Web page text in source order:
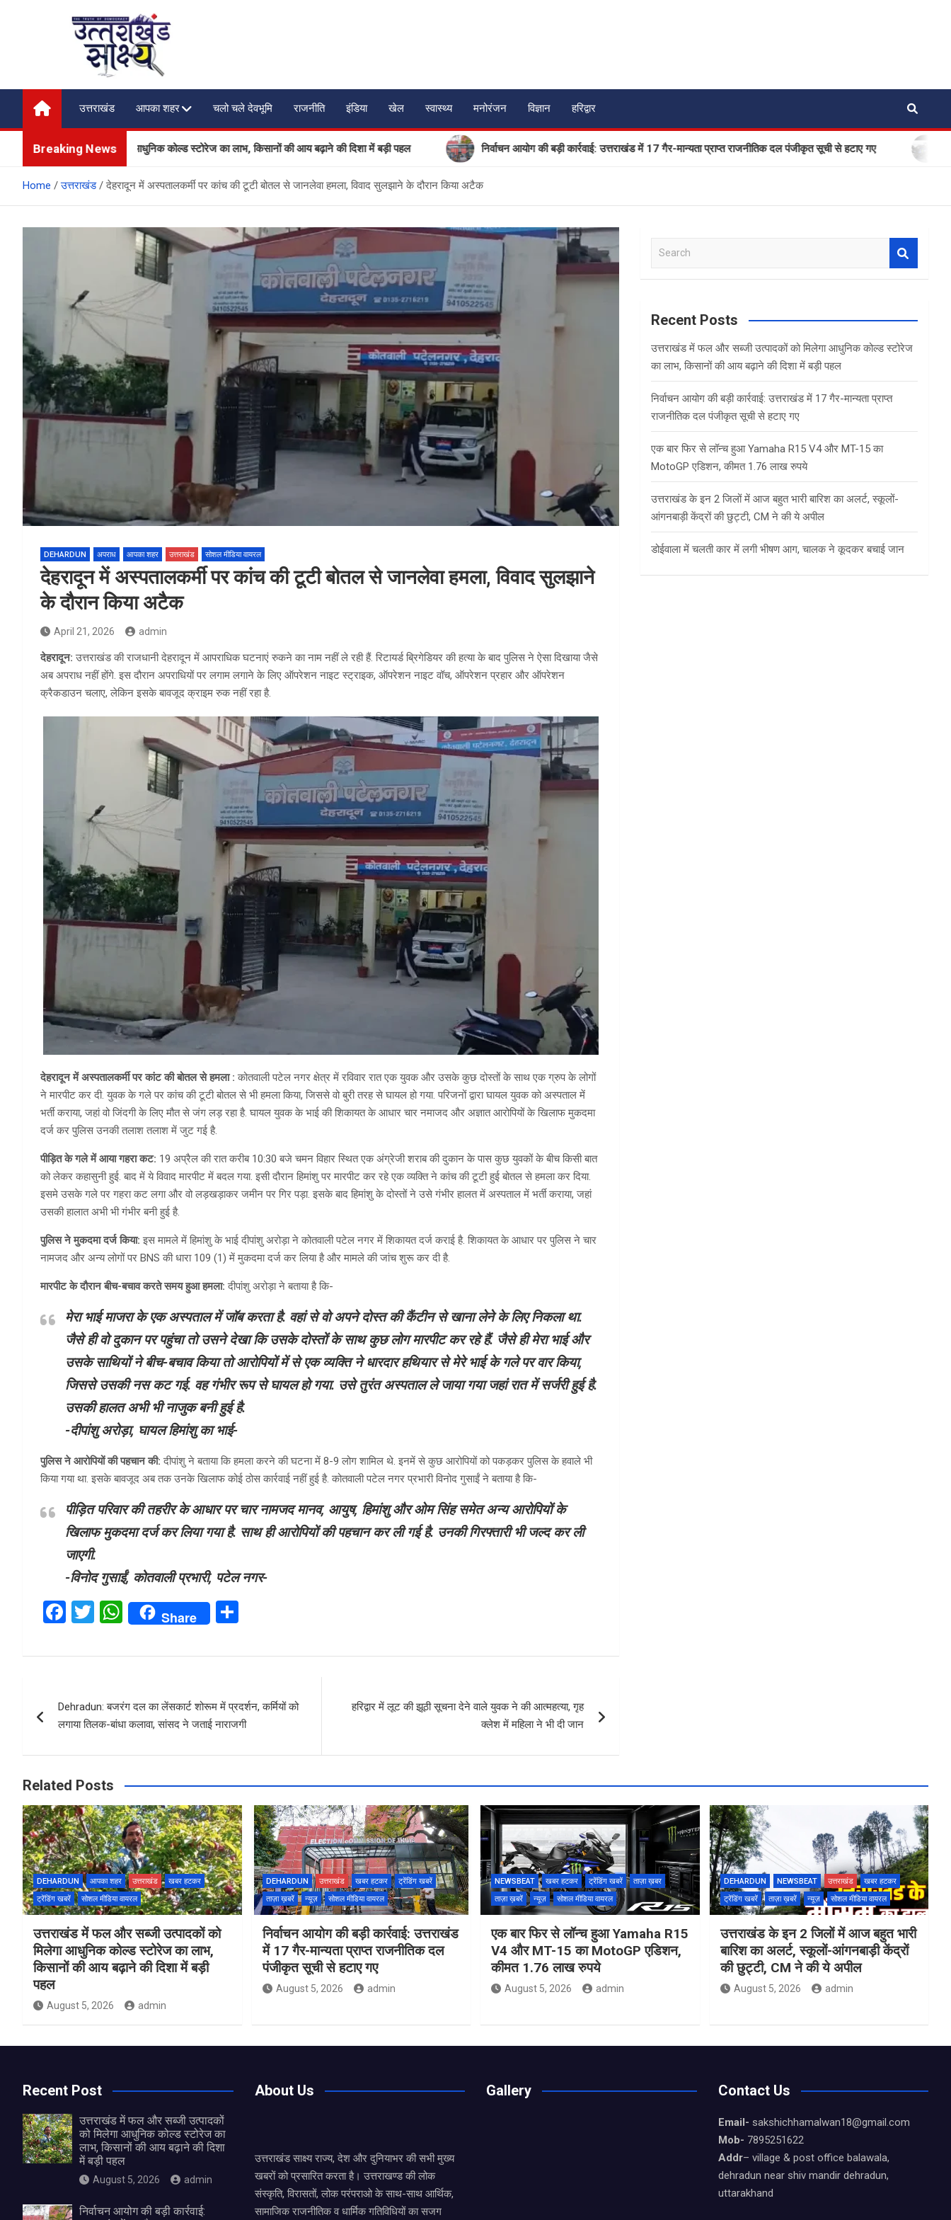
Uttarakhand Shakshya
My News Portal
उत्तराखंड
आपका शहर चलो चले देवभूमि राजनीति इंडिया खेल स्वास्थ्य मनोरंजन विज्ञान हरिद्वार
Breaking News
को मिलेगा आधुनिक कोल्ड स्टोरेज का लाभ, किसानों की आय बढ़ाने की दिशा में बड़ी पहल निर्वाचन आयोग की बड़ी कार्रवाई: उत्तराखंड में 17 गैर-मान्यता प्राप्त राजनीतिक दल पंजीकृत सूची से हटाए गए एक बार
Home उत्तराखंड देहरादून में अस्पतालकर्मी पर कांच की टूटी बोतल से जानलेवा हमला, विवाद सुलझाने के दौरान किया अटैक
DEHARDUN अपराध आपका शहर उत्तराखंड सोशल मीडिया वायरल
देहरादून में अस्पतालकर्मी पर कांच की टूटी बोतल से जानलेवा हमला, विवाद सुलझाने
के दौरान किया अटैक
April 21, 2026 admin
देहरादून: उत्तराखंड की राजधानी देहरादून में आपराधिक घटनाएं रुकने का नाम नहीं ले रही हैं. रिटायर्ड ब्रिगेडियर की हत्या के बाद पुलिस ने ऐसा दिखाया जैसे
अब अपराध नहीं होंगे. इस दौरान अपराधियों पर लगाम लगाने के लिए ऑपरेशन नाइट स्ट्राइक, ऑपरेशन नाइट वॉच, ऑपरेशन प्रहार और ऑपरेशन
क्रैकडाउन चलाए, लेकिन इसके बावजूद क्राइम रुक नहीं रहा है.
देहरादून में अस्पतालकर्मी पर कांट की बोतल से हमला : कोतवाली पटेल नगर क्षेत्र में रविवार रात एक युवक और उसके कुछ दोस्तों के साथ एक ग्रुप के लोगों
ने मारपीट कर दी. युवक के गले पर कांच की टूटी बोतल से भी हमला किया, जिससे वो बुरी तरह से घायल हो गया. परिजनों द्वारा घायल युवक को अस्पताल में
भर्ती कराया, जहां वो जिंदगी के लिए मौत से जंग लड़ रहा है. घायल युवक के भाई की शिकायत के आधार चार नमाजद और अज्ञात आरोपियों के खिलाफ मुकदमा
दर्ज कर पुलिस उनकी तलाश तलाश में जुट गई है.
पीड़ित के गले में आया गहरा कट: 19 अप्रैल की रात करीब 10:30 बजे चमन विहार स्थित एक अंग्रेजी शराब की दुकान के पास कुछ युवकों के बीच किसी बात
को लेकर कहासुनी हुई. बाद में ये विवाद मारपीट में बदल गया. इसी दौरान हिमांशु पर मारपीट कर रहे एक व्यक्ति ने कांच की टूटी हुई बोतल से हमला कर दिया.
इसमे उसके गले पर गहरा कट लगा और वो लड़खड़ाकर जमीन पर गिर पड़ा. इसके बाद हिमांशु के दोस्तों ने उसे गंभीर हालत में अस्पताल में भर्ती कराया, जहां
उसकी हालात अभी भी गंभीर बनी हुई है.
पुलिस ने मुकदमा दर्ज किया: इस मामले में हिमांशु के भाई दीपांशु अरोड़ा ने कोतवाली पटेल नगर में शिकायत दर्ज कराई है. शिकायत के आधार पर पुलिस ने चार
नामजद और अन्य लोगों पर BNS की धारा 109 (1) में मुकदमा दर्ज कर लिया है और मामले की जांच शुरू कर दी है.
मारपीट के दौरान बीच-बचाव करते समय हुआ हमला: दीपांशु अरोड़ा ने बताया है कि-
मेरा भाई माजरा के एक अस्पताल में जॉब करता है. वहां से वो अपने दोस्त की कैंटीन से खाना लेने के लिए निकला था.
जैसे ही वो दुकान पर पहुंचा तो उसने देखा कि उसके दोस्तों के साथ कुछ लोग मारपीट कर रहे हैं. जैसे ही मेरा भाई और
उसके साथियों ने बीच-बचाव किया तो आरोपियों में से एक व्यक्ति ने धारदार हथियार से मेरे भाई के गले पर वार किया,
जिससे उसकी नस कट गई. वह गंभीर रूप से घायल हो गया. उसे तुरंत अस्पताल ले जाया गया जहां रात में सर्जरी हुई है.
उसकी हालत अभी भी नाजुक बनी हुई है.
-दीपांशु अरोड़ा, घायल हिमांशु का भाई-
पुलिस ने आरोपियों की पहचान की: दीपांशु ने बताया कि हमला करने की घटना में 8-9 लोग शामिल थे. इनमें से कुछ आरोपियों को पकड़कर पुलिस के हवाले भी
किया गया था. इसके बावजूद अब तक उनके खिलाफ कोई ठोस कार्रवाई नहीं हुई है. कोतवाली पटेल नगर प्रभारी विनोद गुसाईं ने बताया है कि-
पीड़ित परिवार की तहरीर के आधार पर चार नामजद मानव, आयुष, हिमांशु और ओम सिंह समेत अन्य आरोपियों के
खिलाफ मुकदमा दर्ज कर लिया गया है. साथ ही आरोपियों की पहचान कर ली गई है. उनकी गिरफ्तारी भी जल्द कर ली
जाएगी.
-विनोद गुसाईं, कोतवाली प्रभारी, पटेल नगर-
F
ce
o
o
k
T
tt
W
at
A
p
p
Share
ar
navigation
Dehradun: बजरंग दल का लेंसकार्ट शोरूम में प्रदर्शन, कर्मियों को
लगाया तिलक-बांधा कलावा, सांसद ने जताई नाराजगी
हरिद्वार में लूट की झूठी सूचना देने वाले युवक ने की आत्महत्या, गृह
क्लेश में महिला ने भी दी जान
a
c
Recent Posts
उत्तराखंड में फल और सब्जी उत्पादकों को मिलेगा आधुनिक कोल्ड स्टोरेज
का लाभ, किसानों की आय बढ़ाने की दिशा में बड़ी पहल
निर्वाचन आयोग की बड़ी कार्रवाई: उत्तराखंड में 17 गैर-मान्यता प्राप्त
राजनीतिक दल पंजीकृत सूची से हटाए गए
एक बार फिर से लॉन्च हुआ Yamaha R15 V4 और MT-15 का
MotoGP एडिशन, कीमत 1.76 लाख रुपये
उत्तराखंड के इन 2 जिलों में आज बहुत भारी बारिश का अलर्ट, स्कूलों-
आंगनबाड़ी केंद्रों की छुट्टी, CM ने की ये अपील
डोईवाला में चलती कार में लगी भीषण आग, चालक ने कूदकर बचाई जान
Related Posts
DEHARDUN आपका शहर उत्तराखंड
खबर हटकर
ट्रेंडिंग खबरें
सोशल मीडिया वायरल
उत्तराखंड में फल और सब्जी उत्पादकों को
मिलेगा आधुनिक कोल्ड स्टोरेज का लाभ,
किसानों की आय बढ़ाने की दिशा में बड़ी
पहल
August 5, 2026 admin
DEHARDUN उत्तराखंड खबर हटकर
ट्रेंडिंग खबरें
ताज़ा ख़बरें
न्यूज़ सोशल मीडिया वायरल
निर्वाचन आयोग की बड़ी कार्रवाई: उत्तराखंड
में 17 गैर-मान्यता प्राप्त राजनीतिक दल
पंजीकृत सूची से हटाए गए
August 5, 2026 admin
NEWSBEAT खबर हटकर ट्रेंडिंग खबरें
ताज़ा ख़बर
ताज़ा ख़बरें
न्यूज़ सोशल मीडिया वायरल
एक बार फिर से लॉन्च हुआ Yamaha R15
V4 और MT-15 का MotoGP एडिशन,
कीमत 1.76 लाख रुपये
August 5, 2026 admin
DEHARDUN NEWSBEAT उत्तराखंड
खबर हटकर
ट्रेंडिंग खबरें
ताज़ा ख़बरें न्यूज़ सोशल मीडिया वायरल
उत्तराखंड के इन 2 जिलों में आज बहुत भारी
बारिश का अलर्ट, स्कूलों-आंगनबाड़ी केंद्रों
की छुट्टी, CM ने की ये अपील
August 5, 2026 admin
Recent Post
उत्तराखंड में फल और सब्जी उत्पादकों
को मिलेगा आधुनिक कोल्ड स्टोरेज का
लाभ, किसानों की आय बढ़ाने की दिशा
में बड़ी पहल
August 5, 2026 admin
निर्वाचन आयोग की बड़ी कार्रवाई:
About Us
उत्तराखंड साक्ष्य राज्य, देश और दुनियाभर की सभी मुख्य
खबरों को प्रसारित करता है। उत्तराखण्ड की लोक
संस्कृति, विरासतों, लोक परंपराओ के साथ-साथ आर्थिक,
सामाजिक राजनीतिक व धार्मिक गतिविधियों का सजग
Gallery Contact Us
Email- sakshichhamalwan18@gmail.com
Mob- 7895251622
Addr– village & post office balawala,
dehradun near shiv mandir dehradun,
uttarakhand